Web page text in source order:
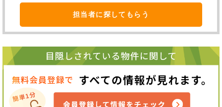
担当者に探してもらう